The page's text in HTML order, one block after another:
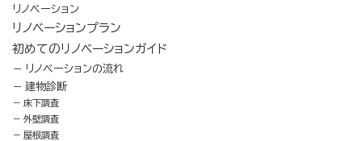
リノベーション
リノベーションプラン
初めてのリノベーションガイド
リノベーションの流れ
建物診断
床下調査
外壁調査
屋根調査